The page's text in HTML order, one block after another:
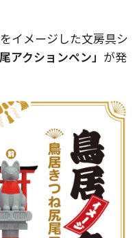
イメージした文房具シ
アクションペン」 が発